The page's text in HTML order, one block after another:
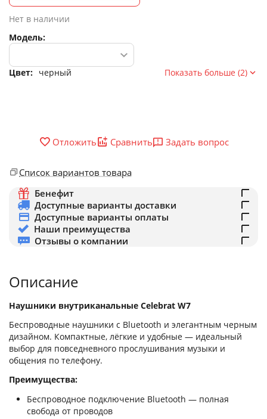
Нет в наличии
Модель:
Цвет: черный Показать больше (2)
Отложить Сравнить Задать вопрос
Список вариантов товара
Бенефит
Доступные варианты доставки
Доступные варианты оплаты
Наши преимущества
Отзывы о компании
Описание
Наушники внутриканальные Celebrat W7
Беспроводные наушники с Bluetooth и элегантным черным
дизайном. Компактные, лёгкие и удобные — идеальный
выбор для повседневного прослушивания музыки и
общения по телефону.
Преимущества:
Беспроводное подключение Bluetooth — полная
свобода от проводов